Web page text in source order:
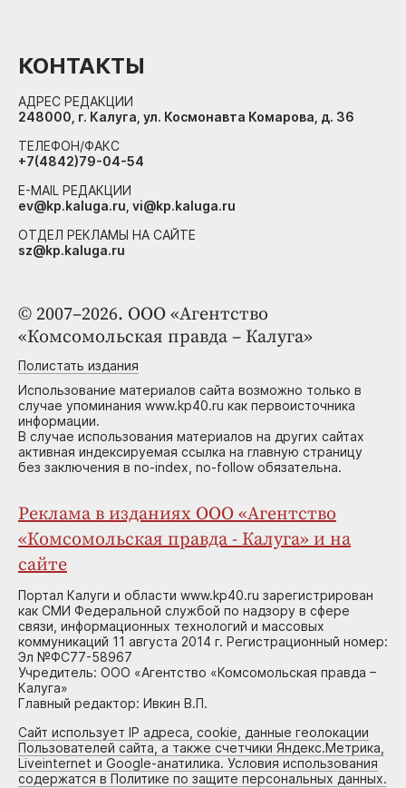
© 2007–2026. ООО «Агентство
«Комсомольская правда – Калуга»
Полистать издания
Использование материалов сайта возможно только в
случае упоминания www.kp40.ru как первоисточника
информации.
В случае использования материалов на других сайтах
активная индексируемая ссылка на главную страницу
без заключения в no-index, no-follow обязательна.
Реклама в изданиях ООО «Агентство
«Комсомольская правда - Калуга» и на
сайте
Портал Калуги и области www.kp40.ru зарегистрирован
как СМИ Федеральной службой по надзору в сфере
связи, информационных технологий и массовых
коммуникаций 11 августа 2014 г. Регистрационный номер:
Эл №ФС77-58967
Учредитель: ООО «Агентство «Комсомольская правда –
Калуга»
Главный редактор: Ивкин В.П.
Сайт использует IP адреса, cookie, данные геолокации
Пользователей сайта, а также счетчики Яндекс.Метрика,
Liveinternet и Google-анатилика. Условия использования
содержатся в Политике по защите персональных данных.
КОНТАКТЫ
АДРЕС РЕДАКЦИИ
248000, г. Калуга, ул. Космонавта Комарова, д. 36
ТЕЛЕФОН/ФАКС
+7(4842)79-04-54
E-MAIL РЕДАКЦИИ
ev@kp.kaluga.ru, vi@kp.kaluga.ru
ОТДЕЛ РЕКЛАМЫ НА САЙТЕ
sz@kp.kaluga.ru